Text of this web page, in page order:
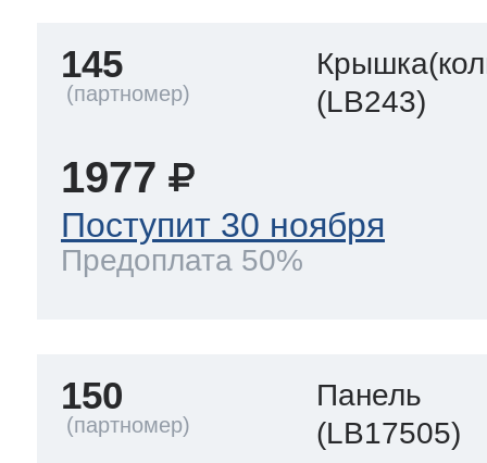
145
(LB243)
1977
Поступит 30 ноября
Предоплата 50%
150
Панель
(LB17505)